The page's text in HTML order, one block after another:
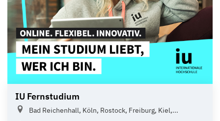
IU Fernstudium
Bad Reichenhall, Köln, Rostock, Freiburg, Kiel,...